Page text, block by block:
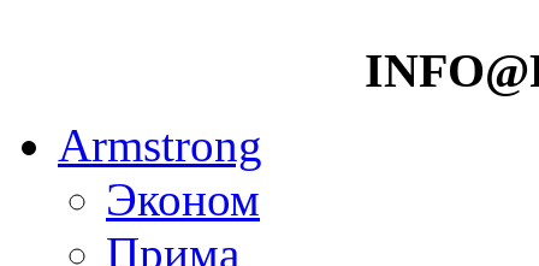
Armstrong
Эконом
Прима